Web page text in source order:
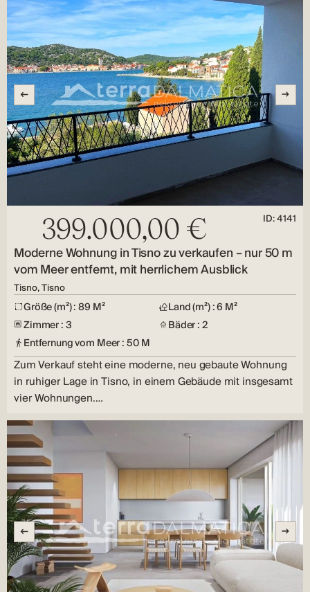
399.000,00 € ID: 4141
Moderne Wohnung in Tisno zu verkaufen – nur 50 m
vom Meer entfernt, mit herrlichem Ausblick
Tisno, Tisno
Größe (m²) : 89 M²
Land (m²) : 6 M²
Zimmer : 3
Bäder : 2
Entfernung vom Meer : 50 M
Zum Verkauf steht eine moderne, neu gebaute Wohnung
in ruhiger Lage in Tisno, in einem Gebäude mit insgesamt
vier Wohnungen.…